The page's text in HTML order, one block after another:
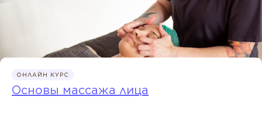
ОНЛАЙН КУРС
Основы массажа лица